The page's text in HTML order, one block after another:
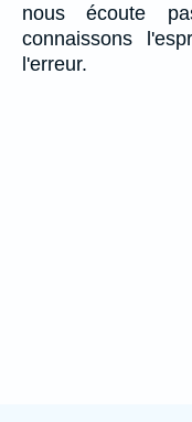
nous écoute
connaissons
l'erreur.